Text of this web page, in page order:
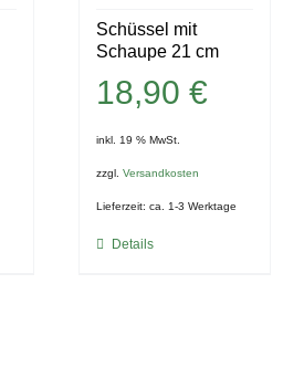
Schüssel mit
Schaupe 21 cm
18,90€
inkl. 19 % MwSt.
zzgl.Versandkosten
Lieferzeit:ca. 1-3 Werktage
Details